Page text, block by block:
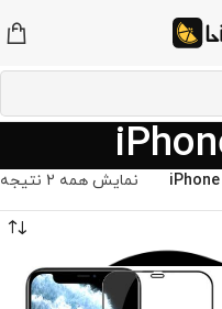
نمایش همه 2 نتیجه